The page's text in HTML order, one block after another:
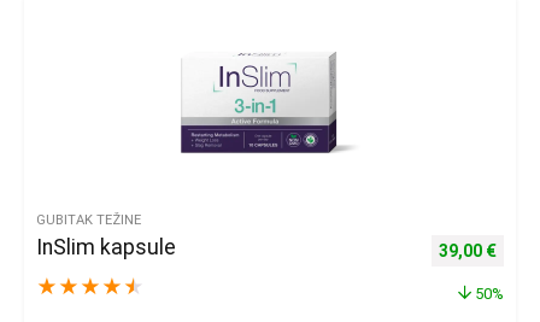
GUBITAK TEŽINE
InSlim kapsule
★ ★ ★ ★ ★
Izvorna
39,00 €
50%